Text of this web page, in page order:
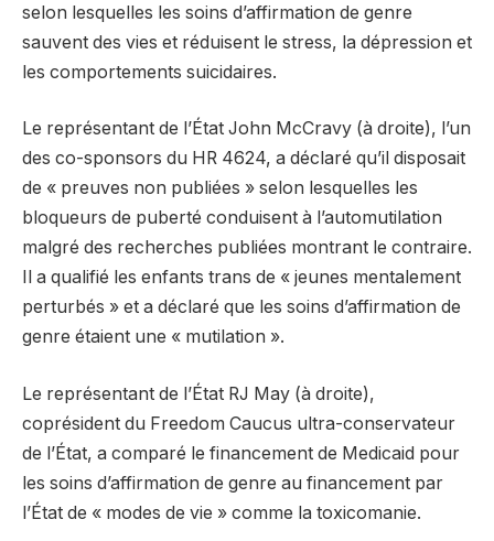
selon lesquelles les soins d’affirmation de genre
sauvent des vies et réduisent le stress, la dépression et
les comportements suicidaires.
Le représentant de l’État John McCravy (à droite), l’un
des co-sponsors du HR 4624, a déclaré qu’il disposait
de « preuves non publiées » selon lesquelles les
bloqueurs de puberté conduisent à l’automutilation
malgré des recherches publiées montrant le contraire.
Il a qualifié les enfants trans de « jeunes mentalement
perturbés » et a déclaré que les soins d’affirmation de
genre étaient une « mutilation ».
Le représentant de l’État RJ May (à droite),
coprésident du Freedom Caucus ultra-conservateur
de l’État, a comparé le financement de Medicaid pour
les soins d’affirmation de genre au financement par
l’État de « modes de vie » comme la toxicomanie.